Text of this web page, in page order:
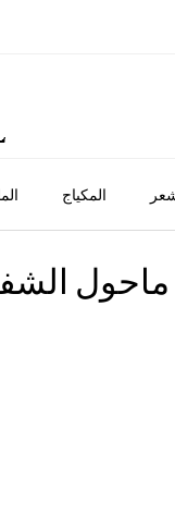
المكياج